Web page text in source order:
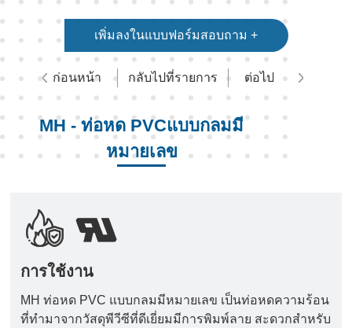
เพิ่มลงในแบบฟอร์มสอบถาม +
ก่อนหน้า กลับไปที่รายการ ต่อไป
MH - ท่อหด PVCแบบกลมมี
หมายเลข
การใช้งาน
MH ท่อหด PVC แบบกลมมีหมายเลข เป็นท่อหดความร้อน
ที่ทํามาจากวัสดุพีวีซีที่ดีเยี่ยมมีการพิมพ์ลาย สะดวกสําหรับ